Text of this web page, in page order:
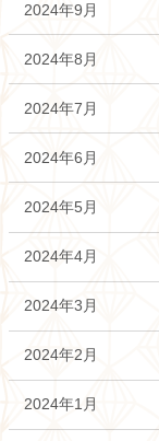
2024年9月
2024年8月
2024年7月
2024年6月
2024年5月
2024年4月
2024年3月
2024年2月
2024年1月